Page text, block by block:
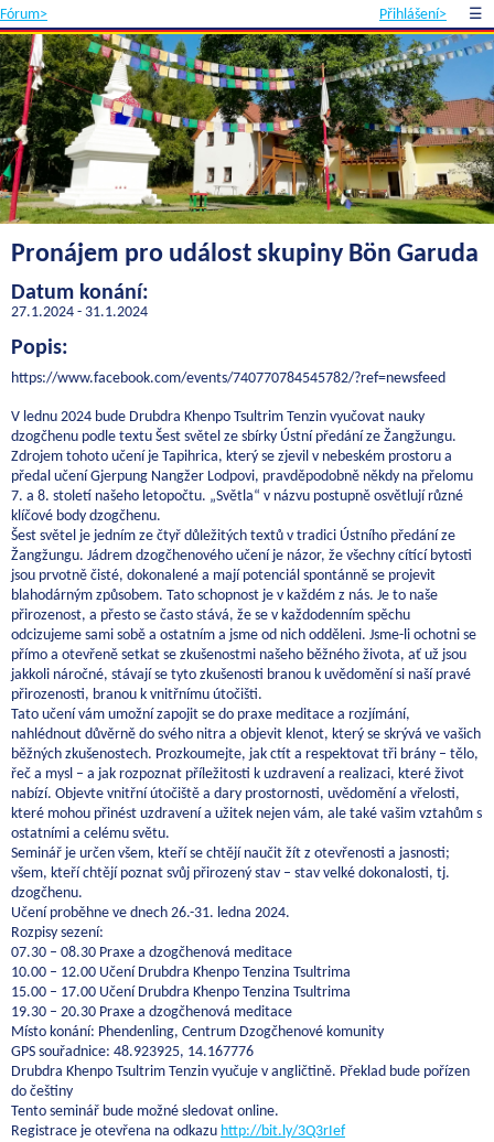
Fórum> Přihlášení> ☰
Pronájem pro událost skupiny Bön Garuda
Datum konání:
27.1.2024 - 31.1.2024
Popis:
https://www.facebook.com/events/740770784545782/?ref=newsfeed
V lednu 2024 bude Drubdra Khenpo Tsultrim Tenzin vyučovat nauky
dzogčhenu podle textu Šest světel ze sbírky Ústní předání ze Žangžungu.
Zdrojem tohoto učení je Tapihrica, který se zjevil v nebeském prostoru a
předal učení Gjerpung Nangžer Lodpovi, pravděpodobně někdy na přelomu
7. a 8. století našeho letopočtu. „Světla“ v názvu postupně osvětlují různé
klíčové body dzogčhenu.
Šest světel je jedním ze čtyř důležitých textů v tradici Ústního předání ze
Žangžungu. Jádrem dzogčhenového učení je názor, že všechny cítící bytosti
jsou prvotně čisté, dokonalené a mají potenciál spontánně se projevit
blahodárným způsobem. Tato schopnost je v každém z nás. Je to naše
přirozenost, a přesto se často stává, že se v každodenním spěchu
odcizujeme sami sobě a ostatním a jsme od nich odděleni. Jsme-li ochotni se
přímo a otevřeně setkat se zkušenostmi našeho běžného života, ať už jsou
jakkoli náročné, stávají se tyto zkušenosti branou k uvědomění si naší pravé
přirozenosti, branou k vnitřnímu útočišti.
Tato učení vám umožní zapojit se do praxe meditace a rozjímání,
nahlédnout důvěrně do svého nitra a objevit klenot, který se skrývá ve vašich
běžných zkušenostech. Prozkoumejte, jak ctít a respektovat tři brány – tělo,
řeč a mysl – a jak rozpoznat příležitosti k uzdravení a realizaci, které život
nabízí. Objevte vnitřní útočiště a dary prostornosti, uvědomění a vřelosti,
které mohou přinést uzdravení a užitek nejen vám, ale také vašim vztahům s
ostatními a celému světu.
Seminář je určen všem, kteří se chtějí naučit žít z otevřenosti a jasnosti;
všem, kteří chtějí poznat svůj přirozený stav – stav velké dokonalosti, tj.
dzogčhenu.
Učení proběhne ve dnech 26.-31. ledna 2024.
Rozpisy sezení:
07.30 – 08.30 Praxe a dzogčhenová meditace
10.00 – 12.00 Učení Drubdra Khenpo Tenzina Tsultrima
15.00 – 17.00 Učení Drubdra Khenpo Tenzina Tsultrima
19.30 – 20.30 Praxe a dzogčhenová meditace
Místo konání: Phendenling, Centrum Dzogčhenové komunity
GPS souřadnice: 48.923925, 14.167776
Drubdra Khenpo Tsultrim Tenzin vyučuje v angličtině. Překlad bude pořízen
do češtiny
Tento seminář bude možné sledovat online.
Registrace je otevřena na odkazu http://bit.ly/3Q3rIef